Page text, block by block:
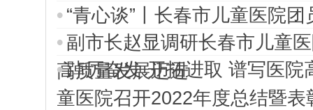
“青心谈”丨长春市儿童医院
副市长赵显调研长春市儿童
高质量发展迈进
踔厉奋发 开拓进取 谱写医
童医院召开2022年度总结暨表